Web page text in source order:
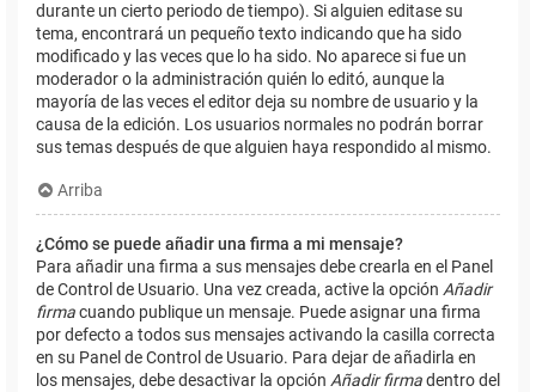
durante un cierto periodo de tiempo). Si alguien editase su
tema, encontrará un pequeño texto indicando que ha sido
modificado y las veces que lo ha sido. No aparece si fue un
moderador o la administración quién lo editó, aunque la
mayoría de las veces el editor deja su nombre de usuario y la
causa de la edición. Los usuarios normales no podrán borrar
sus temas después de que alguien haya respondido al mismo.
Arriba
¿Cómo se puede añadir una firma a mi mensaje?
Para añadir una firma a sus mensajes debe crearla en el Panel
de Control de Usuario. Una vez creada, active la opción Añadir
firmacuando publique un mensaje. Puede asignar una firma
por defecto a todos sus mensajes activando la casilla correcta
en su Panel de Control de Usuario. Para dejar de añadirla en
los mensajes, debe desactivar la opción Añadir firmadentro del